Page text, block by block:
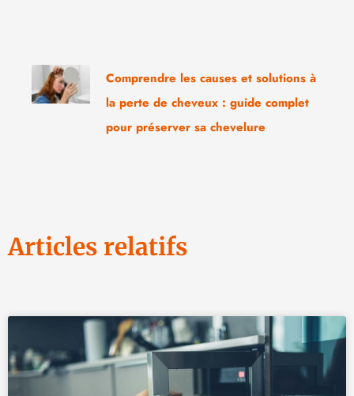
Comprendre les causes et solutions à
la perte de cheveux : guide complet
pour préserver sa chevelure
Articles relatifs